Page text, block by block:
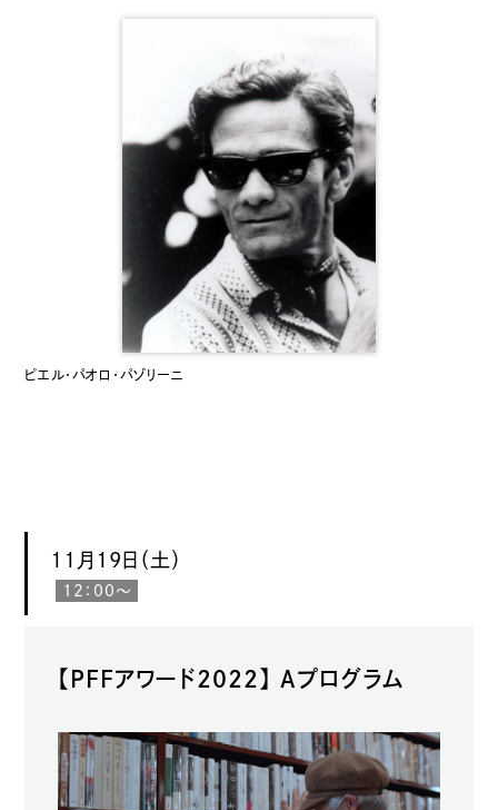
ピエル・パオロ・パゾリーニ
11月19日（土）
12：00〜
【PFFアワード2022】 Aプログラム